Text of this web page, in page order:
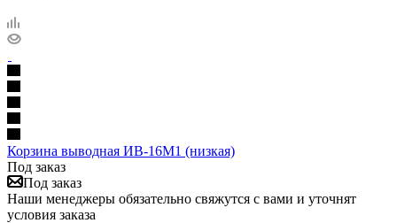
Корзина выводная ИВ-16М1 (низкая)
Под заказ
Под заказ
Наши менеджеры обязательно свяжутся с вами и уточнят
условия заказа